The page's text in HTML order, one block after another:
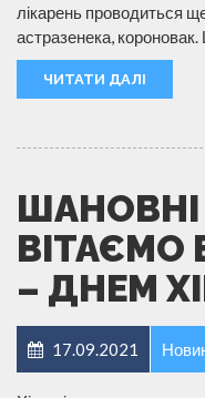
лікарень проводиться
астразенека,
ЧИТАТИ ДАЛІ
ШАНОВНІ
ВІТАЄМО
– ДНЕМ
17.09.2021